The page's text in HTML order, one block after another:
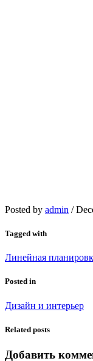
Posted by admin /
Tagged with
Линейная
Posted in
Дизайн и интерьер
Related posts
Добавить